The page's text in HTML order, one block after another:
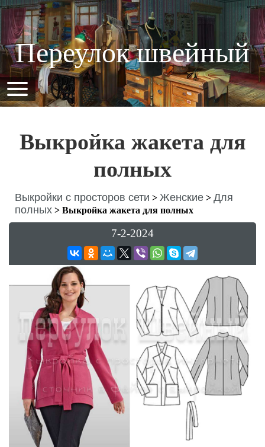
Переулок швейный
Выкройка жакета для
полных
Выкройки с просторов сети > Женские > Для
полных > Выкройка жакета для полных
7-2-2024